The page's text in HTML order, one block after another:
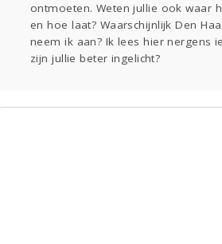
Sport
Contact Viva
Gevraagd
Horen
Lezen
ontmoeten. Weten jullie ook waar
en hoe laat? Waarschijnlijk Den
neem ik aan? Ik lees hier nergens
zijn jullie beter ingelicht?